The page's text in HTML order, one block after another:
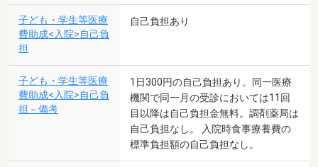
子ども・学生等医療
費助成<入院>自己負
担
自己負担あり
子ども・学生等医療
費助成<入院>自己負
担－備考
1日300円の自己負担あり。同一医療
機関で同一月の受診においては11回
目以降は自己負担金無料。調剤薬局は
自己負担なし。 入院時食事療養費の
標準負担額の自己負担なし。